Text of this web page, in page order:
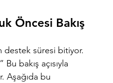
Öncesi Bakış
destek süresi bitiyor.
bakış açısıyla
Aşağıda bu